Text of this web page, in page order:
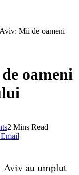
Mii de oameni
oameni
2 Mins Read
Email
Aviv au umplut